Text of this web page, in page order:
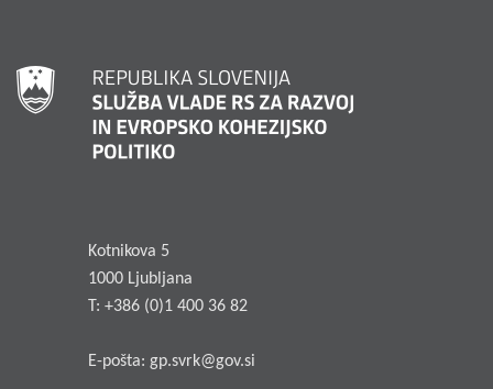
Kotnikova 5
1000 Ljubljana
T: +386 (0)1 400 36 82
E-pošta: gp.svrk@gov.si